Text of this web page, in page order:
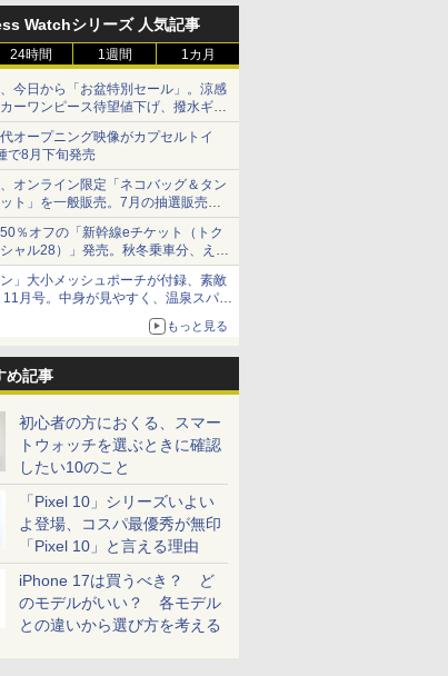
Watchシリーズ 人気記事
24時間 1週間 1カ月
今日から「お盆特別セール」。涼感
ーワンピース待望値下げ、撥水ギア
1990円に
オープニング映像がカプセルトイ
で8月下旬発売
オンライン限定「ネコバッグ＆タン
ト」を一般販売。7月の抽選販売の
％オフの「新幹線eチケット（トク
ャル28）」発売。秋冬乗車分、えき
ン」大小メッシュポーチが付録、素敵
11月号。中身が見やすく、温泉スパに
もっと見る
め記事
初心者の方におくる、スマー
トウォッチを選ぶときに確認
したい10のこと
「Pixel 10」シリーズいよい
よ登場、コスパ最優秀が無印
「Pixel 10」と言える理由
iPhone 17は買うべき？ ど
のモデルがいい？ 各モデル
との違いから選び方を考える